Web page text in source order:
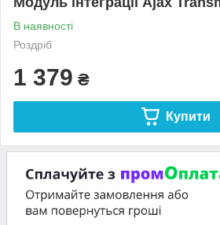
В наявності
Роздріб
1 379 ₴
Купити